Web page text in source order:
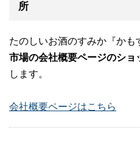
所
たのしいお酒のすみか『かも
市場の会社概要ページのショ
します。
会社概要ページはこちら